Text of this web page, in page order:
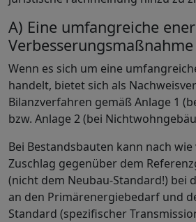
A) Eine umfangreiche
Wenn es sich um eine
handelt, bietet sich als
Bilanzverfahren gemäß Anlage 1
bzw. Anlage 2 (bei
Bei Bestandsbauten kann nach wie
Zuschlag gegenüber dem
(nicht dem Neubau-Standard!) bei
an den Primärenergiebedarf und
Standard (spezifischer